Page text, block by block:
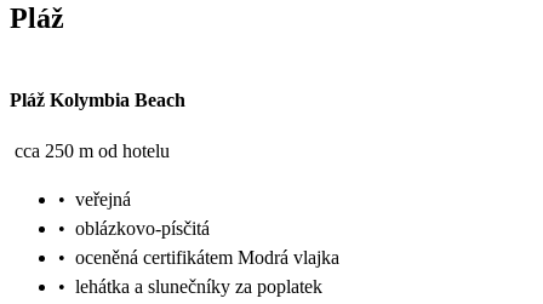
Pláž
Pláž Kolymbia Beach
cca 250 m od hotelu
• veřejná
• oblázkovo-písčitá
• oceněná certifikátem Modrá vlajka
• lehátka a slunečníky za poplatek